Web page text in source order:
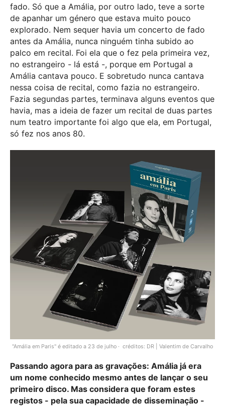
fado. Só que a Amália, por outro lado, teve a sorte
de apanhar um género que estava muito pouco
explorado. Nem sequer havia um concerto de fado
antes da Amália, nunca ninguém tinha subido ao
palco em recital. Foi ela que o fez pela primeira vez,
no estrangeiro - lá está -, porque em Portugal a
Amália cantava pouco. E sobretudo nunca cantava
nessa coisa de recital, como fazia no estrangeiro.
Fazia segundas partes, terminava alguns eventos que
havia, mas a ideia de fazer um recital de duas partes
num teatro importante foi algo que ela, em Portugal,
só fez nos anos 80.
"Amália em Paris" é editado a 23 de julho créditos: DR | Valentim de Carvalho
Passando agora para as gravações: Amália já era
um nome conhecido mesmo antes de lançar o seu
primeiro disco. Mas considera que foram estes
registos - pela sua capacidade de disseminação -